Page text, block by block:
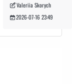
Valeriia Skorych
2026-07-16 23:49